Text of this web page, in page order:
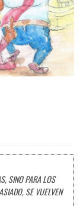
SINO PARA LOS
SE VUELVEN